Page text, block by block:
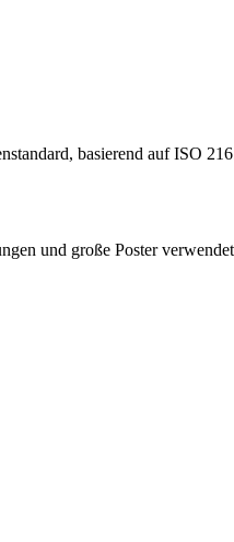
basierend auf ISO
und große Poster